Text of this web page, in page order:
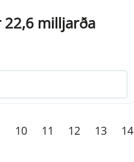
milljarða
10 11 12 13 14